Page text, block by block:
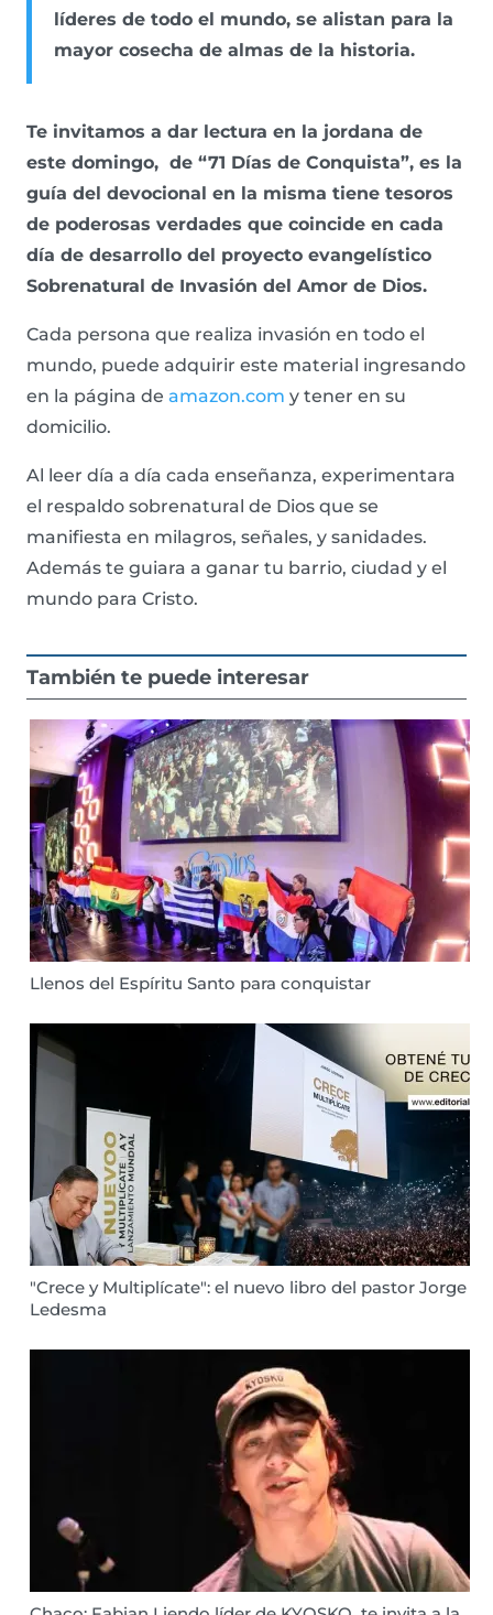
líderes de todo el mundo, se alistan para la
mayor cosecha de almas de la historia.
Te invitamos a dar lectura en la jordana de
este domingo, de “71 Días de Conquista”, es la
guía del devocional en la misma tiene tesoros
de poderosas verdades que coincide en cada
día de desarrollo del proyecto evangelístico
Sobrenatural de Invasión del Amor de Dios.
Cada persona que realiza invasión en todo el
mundo, puede adquirir este material ingresando
en la página de amazon.com y tener en su
domicilio.
Al leer día a día cada enseñanza, experimentara
el respaldo sobrenatural de Dios que se
manifiesta en milagros, señales, y sanidades.
Además te guiara a ganar tu barrio, ciudad y el
mundo para Cristo.
También te puede interesar
Llenos del Espíritu Santo para conquistar
"Crece y Multiplícate": el nuevo libro del pastor Jorge
Ledesma